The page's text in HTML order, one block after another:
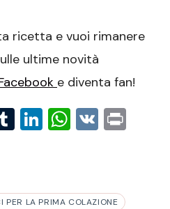
ricetta e vuoi rimanere
ultime novità
e diventa fan!
Tumblr
LinkedIn
VK
PER LA PRIMA COLAZIONE